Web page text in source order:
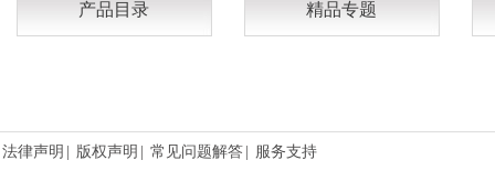
产品目录 精品专题
法律声明 版权声明 常见问题解答 服务支持